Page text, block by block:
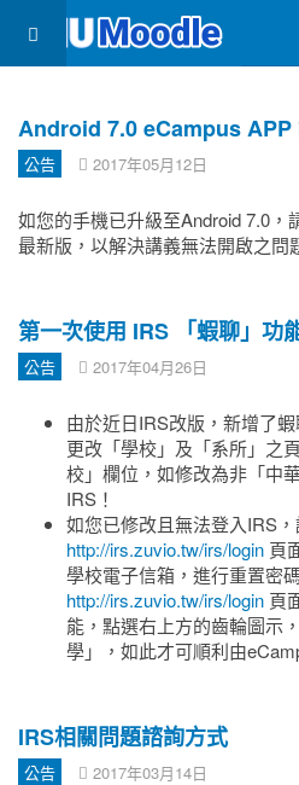
Android 7.0 eCampus APP
公告 2017年05月12日
如您的手機已升級至Android 7.0，
最新版，以解決講義無法開啟之問
第一次使用 IRS 「蝦聊」功
公告 2017年04月26日
由於近日IRS改版，新增了
更改「學校」及「系所」之
校」欄位，如修改為非「中
IRS！
如您已修改且無法登入IRS
http://irs.zuvio.tw/irs/login 頁
學校電子信箱，進行重置密
http://irs.zuvio.tw/irs/login 頁
能，點選右上方的齒輪圖示
學」，如此才可順利由
IRS相關問題諮詢方式
公告 2017年03月14日